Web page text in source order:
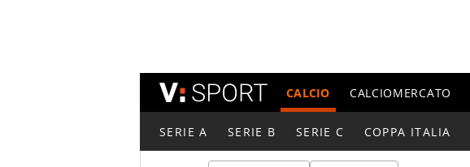
CALCIO CALCIOMERCATO
SERIE A SERIE B SERIE C COPPA ITALIA